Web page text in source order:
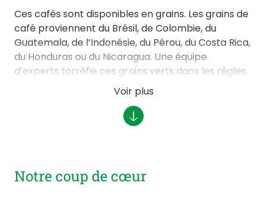
Leesch.
Ces cafés sont disponibles en grains. Les grains de
café proviennent du Brésil, de Colombie, du
Guatemala, de l’Indonésie, du Pérou, du Costa Rica,
du Honduras ou du Nicaragua. Une équipe
d’experts torréfie ces grains verts dans les règles
de l’art pour révéler le meilleur des arômes. Du «
Made in Luxembourg » ! Doux, corsé, fruité ou fin, il y
en a pour tous les goûts.
Voir plus
Notre coup de cœur